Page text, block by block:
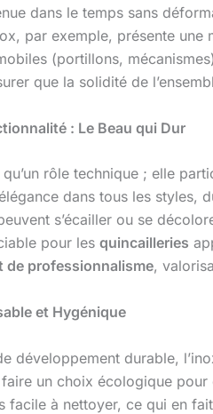
dans le temps sans
par exemple, présente
(portillons,
que la solidité de
: Le Beau qui Dur
qu’un rôle technique ; elle
dans tous les
s’écailler ou se
pour les quincailleries
de professionnalisme,
et Hygénique
développement durable,
faire un choix écologique
facile à nettoyer, ce qui en